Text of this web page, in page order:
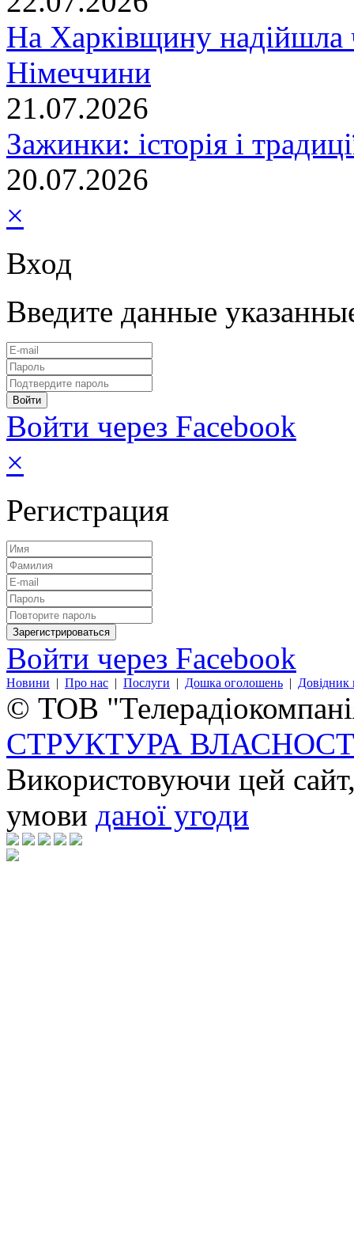
На Харківщину надійшла
Німеччини
21.07.2026
Зажинки: історія і
20.07.2026
×
Вход
Введите данные
Войти через Facebook
×
Регистрация
Войти через Facebook
Новини | Про нас | Послуги | Дошка оголошень | Довідник
© ТОВ
СТРУКТУРА
Використовуючи цей
умови даної угоди